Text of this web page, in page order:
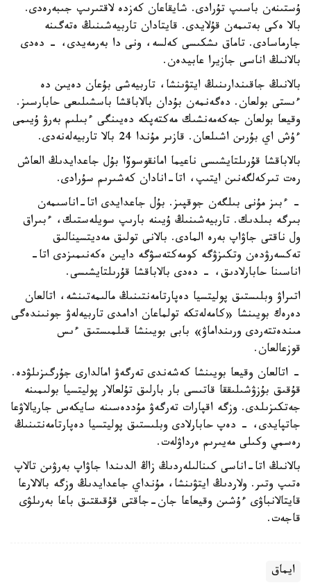
ۇستىنەن باسىپ تۇرادى. شايقاعان كەزدە لاقتىرىپ جىبەرەدى.
بالا ەكى بەتىمەن قۇلايدى. قايتادان تاربيەشىنىڭ ەتەگىنە
جارماسادى. تاماق ىشكىسى كەلسە، ونى دا بەرمەيدى، - دەدى
بالانىڭ اناسى جازيرا عابيدەن.
بالانىڭ جاقىندارىنىڭ ايتۋىنشا، تاربيەشى بۇعان دەيىن دە
ءىستى بولعان. دەگەنمەن بۇدان بالاباقشا باسشىلىعى حابارسىز.
وقيعا بولعان جەكەمەنشىك مەكتەپكە دەيىنگى ءبىلىم بەرۋ ۇيىمى
ءۇش اي بۇرىن اشىلعان. قازىر مۇندا 24 بالا تاربيەلەنەدى.
بالاباقشا قۇرىلتايشىسى ناعيما امانقوسوۆا بۇل جاعدايدىڭ العاش
رەت تىركەلگەنىن ايتىپ، اتا-انادان كەشىرىم سۇرادى.
- ءبىز مۇنى بىلگەن جوقپىز. بۇل جاعدايدى اتا-اناسىمەن
بىرگە بىلدىك. تاربيەشىنىڭ ۇيىنە بارىپ سويلەستىك، ءبىراق
ول ناقتى جاۋاپ بەرە المادى. بالانى تولىق مەديتسينالىق
تەكسەرۋدەن وتكىزۋگە كومەكتەسۋگە دايىن ەكەنىمىزدى اتا-
اناسىنا حابارلادىق، - دەدى بالاباقشا قۇرىلتايشىسى.
اتىراۋ وبلىستىق پوليتسيا دەپارتامەنتىنىڭ مالىمەتىنشە، اتالعان
دەرەك بويىنشا «كامەلەتكە تولماعان ادامدى تاربيەلەۋ جونىندەگى
مىندەتتەردى ورىنداماۋ» بابى بويىنشا قىلمىستىق ءىس
قوزعالعان.
- اتالعان وقيعا بويىنشا كەشەندى تەرگەۋ امالدارى جۇرگىزىلۋدە.
قۇقىق بۇزۋشىلىققا قاتىسى بار بارلىق تۇلعالار پوليتسيا بولىمىنە
جەتكىزىلدى. وزگە اقپارات تەرگەۋ مۇددەسىنە سايكەس جاريالاۋعا
جاتپايدى، - دەپ حابارلادى وبلىستىق پوليتسيا دەپارتامەنتىنىڭ
رەسمي وكىلى مەيىرىم ەرداۋلەت.
بالانىڭ اتا-اناسى كىنالىلەردىڭ زاڭ الدىندا جاۋاپ بەرۋىن تالاپ
ەتىپ وتىر. ولاردىڭ ايتۋىنشا، مۇنداي جاعدايدىڭ وزگە بالالارعا
قايتالانباۋى ءۇشىن وقيعاعا جان-جاقتى قۇقىقتىق باعا بەرىلۋى
قاجەت.
ايماق